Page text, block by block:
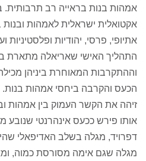
אמהות בנות בראייה רב
אקטואלית ישראלית לאמהות
אתיופי, פרסי, יהודיות ופלסטיניות
התהליך האישי שאריאלה
וההתקרבות המאוחרת ביניהן
זיהה את הקשר העמוק בין אמהות
אותו פירש ככעס אינהרנטי
דפרויד, מגלה בשלב האדיפאלי
מגלה שגם אימה מסורסת כמוה,